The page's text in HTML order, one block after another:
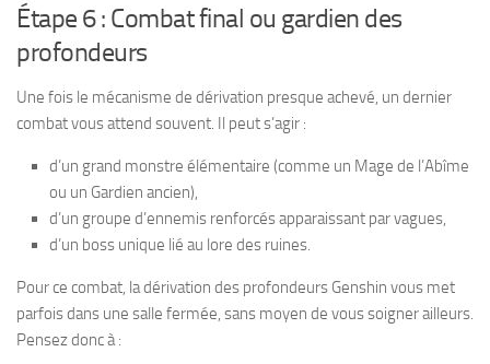
Étape 6 : Combat final ou gardien des
profondeurs
Une fois le mécanisme de dérivation presque achevé, un dernier
combat vous attend souvent. Il peut s’agir :
d’un grand monstre élémentaire (comme un Mage de l’Abîme
ou un Gardien ancien),
d’un groupe d’ennemis renforcés apparaissant par vagues,
d’un boss unique lié au lore des ruines.
Pour ce combat, la dérivation des profondeurs Genshin vous met
parfois dans une salle fermée, sans moyen de vous soigner ailleurs.
Pensez donc à :